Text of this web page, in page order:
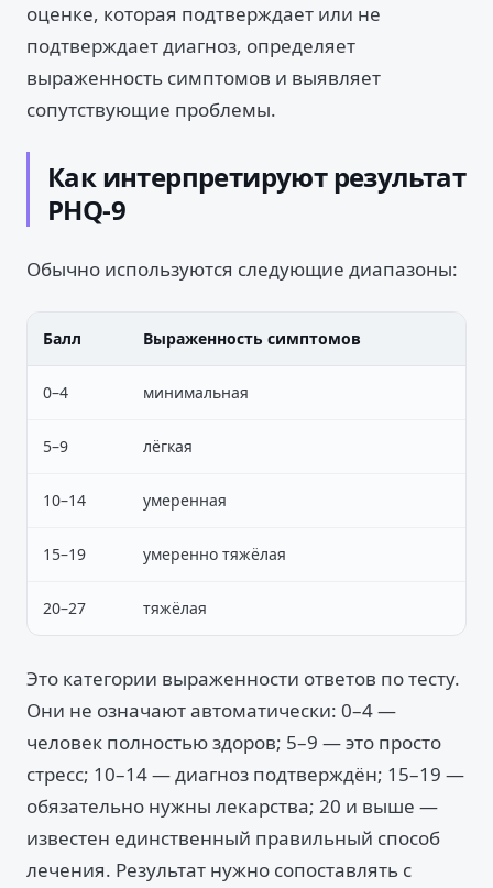
оценке, которая подтверждает или не
подтверждает диагноз, определяет
выраженность симптомов и выявляет
сопутствующие проблемы.
Как интерпретируют результат
PHQ-9
Обычно используются следующие диапазоны:
Балл Выраженность симптомов
0–4 минимальная
5–9 лёгкая
10–14 умеренная
15–19 умеренно тяжёлая
20–27 тяжёлая
Это категории выраженности ответов по тесту.
Они не означают автоматически: 0–4 —
человек полностью здоров; 5–9 — это просто
стресс; 10–14 — диагноз подтверждён; 15–19 —
обязательно нужны лекарства; 20 и выше —
известен единственный правильный способ
лечения. Результат нужно сопоставлять с